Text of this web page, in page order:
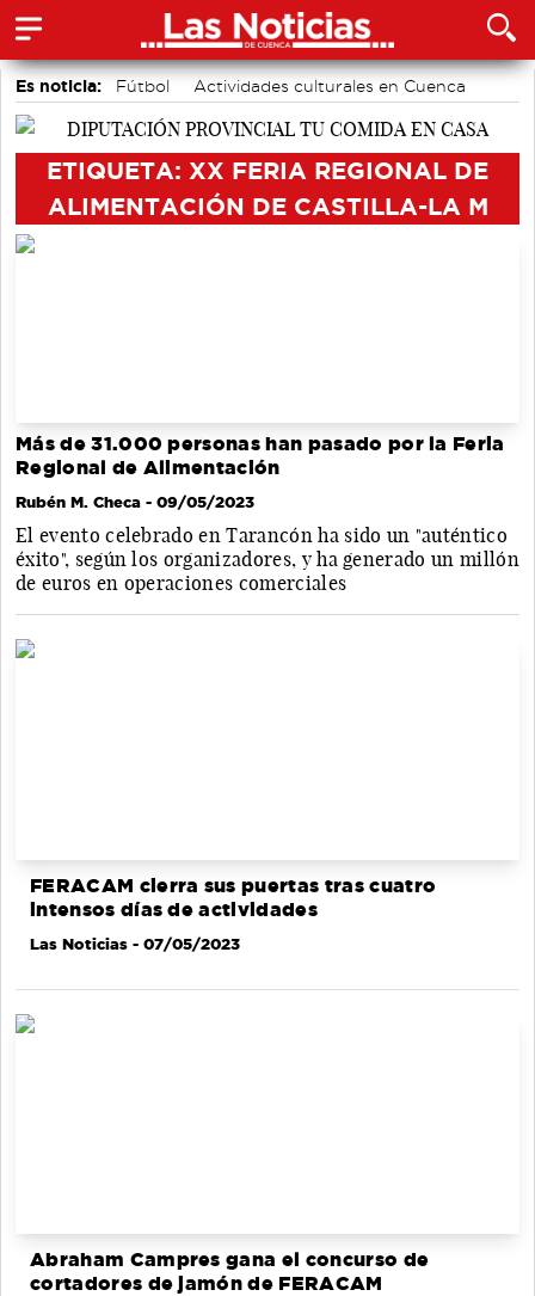
Es noticia: Fútbol
Actividades culturales en Cuenca
Motor
Medio Ambiente
ETIQUETA: XX FERIA REGIONAL DE
ALIMENTACIÓN DE CASTILLA-LA M
Más de 31.000 personas han pasado por la Feria
Regional de Alimentación
Rubén M. Checa - 09/05/2023
El evento celebrado en Tarancón ha sido un "auténtico
éxito", según los organizadores, y ha generado un millón
de euros en operaciones comerciales
FERACAM cierra sus puertas tras cuatro
intensos días de actividades
Las Noticias - 07/05/2023
Abraham Campres gana el concurso de
cortadores de jamón de FERACAM